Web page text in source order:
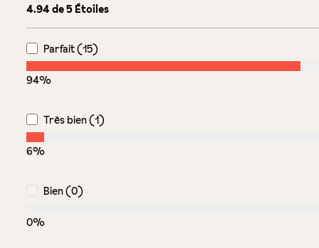
Note moyenne de 4.9 sur 5 étoiles
4.94 de 5 Étoiles
Parfait (15)
94%
Très bien (1)
6%
Bien (0)
0%